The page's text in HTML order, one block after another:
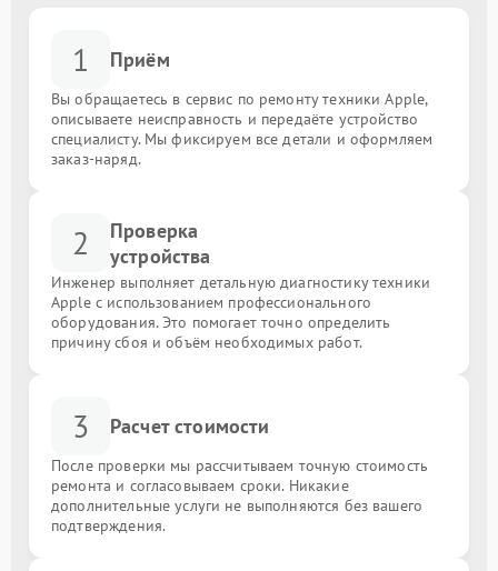
1 Приём
Вы обращаетесь в сервис по ремонту техники Apple,
описываете неисправность и передаёте устройство
специалисту. Мы фиксируем все детали и оформляем
заказ-наряд.
2
Проверка
устройства
Инженер выполняет детальную диагностику техники
Apple с использованием профессионального
оборудования. Это помогает точно определить
причину сбоя и объём необходимых работ.
3 Расчет стоимости
После проверки мы рассчитываем точную стоимость
ремонта и согласовываем сроки. Никакие
дополнительные услуги не выполняются без вашего
подтверждения.